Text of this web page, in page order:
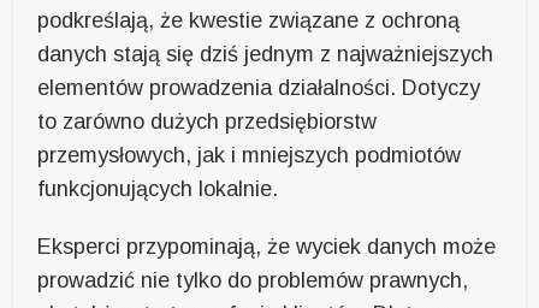
podkreślają, że kwestie związane z ochroną
danych stają się dziś jednym z najważniejszych
elementów prowadzenia działalności. Dotyczy
to zarówno dużych przedsiębiorstw
przemysłowych, jak i mniejszych podmiotów
funkcjonujących lokalnie.
Eksperci przypominają, że wyciek danych może
prowadzić nie tylko do problemów prawnych,